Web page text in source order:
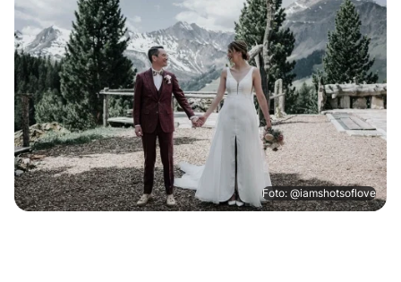
Foto: @iamshotsoflove